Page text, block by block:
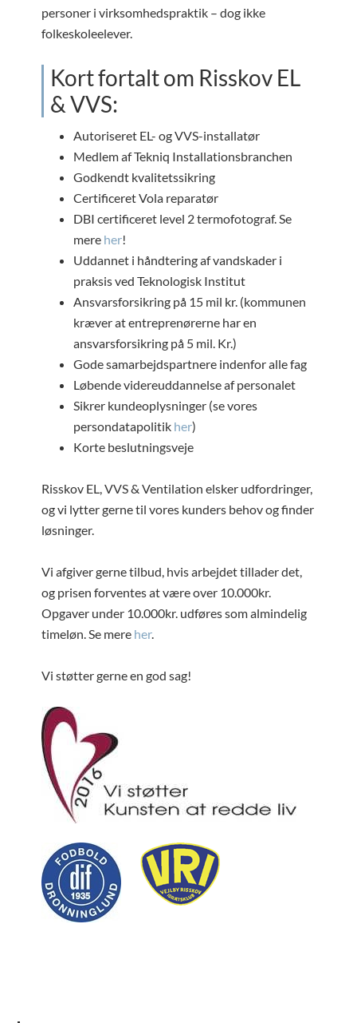
personer i virksomhedspraktik – dog ikke
folkeskoleelever.
Kort fortalt om Risskov EL
& VVS:
Autoriseret EL- og VVS-installatør
Medlem af Tekniq Installationsbranchen
Godkendt kvalitetssikring
Certificeret Vola reparatør
DBI certificeret level 2 termofotograf. Se
mere her!
Uddannet i håndtering af vandskader i
praksis ved Teknologisk Institut
Ansvarsforsikring på 15 mil kr. (kommunen
kræver at entreprenørerne har en
ansvarsforsikring på 5 mil. Kr.)
Gode samarbejdspartnere indenfor alle fag
Løbende videreuddannelse af personalet
Sikrer kundeoplysninger (se vores
persondatapolitik her)
Korte beslutningsveje
Risskov EL, VVS & Ventilation elsker udfordringer,
og vi lytter gerne til vores kunders behov og finder
løsninger.
Vi afgiver gerne tilbud, hvis arbejdet tillader det,
og prisen forventes at være over 10.000kr.
Opgaver under 10.000kr. udføres som almindelig
timeløn. Se mere her.
Vi støtter gerne en god sag!